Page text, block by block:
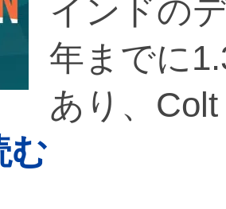
インドの
年までに
あり、
む